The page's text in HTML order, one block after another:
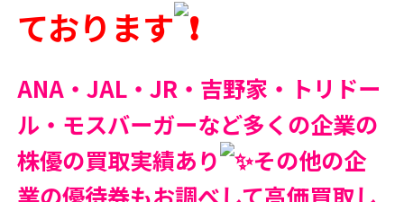
ております
ANA・JAL・JR・吉野家・トリドー
ル・モスバーガーなど多くの企業の
株優の買取実績あり
その他の企